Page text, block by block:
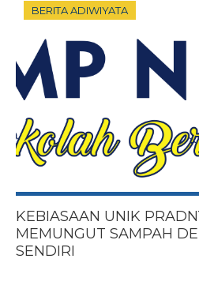
BERITA ADIWIYATA
KEBIASAAN UNIK
MEMUNGUT SAMPAH
SENDIRI